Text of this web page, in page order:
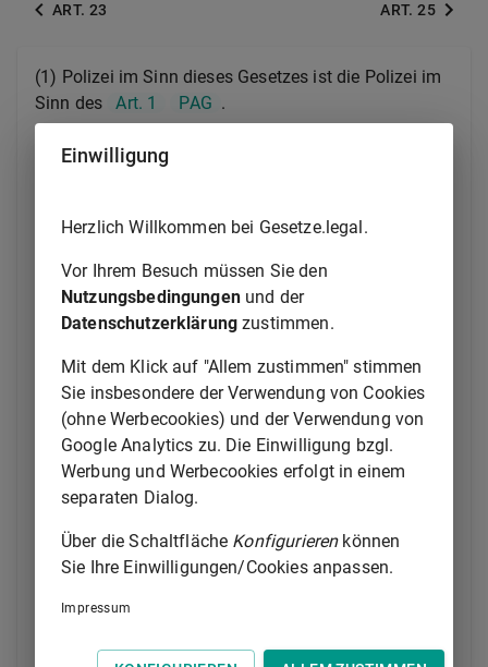
ART. 23 ART. 25
(1) Polizei im Sinn dieses Gesetzes ist die Polizei im
Sinn des
Art. 1 PAG .
1Zuständige Behörden im Sinne dieses Gesetzes
auch die Polizei Maßnahmen treffen.
1Bei Versammlungen unter freiem Himmel, die
über das Gebiet einer Kreisverwaltungsbehörde
hinaus gehen (überörtliche Versammlungen), genügt
der Veranstalter seiner Anzeigepflicht, wenn er die
Versammlung gegenüber einer zuständigen
Kreisverwaltungsbehörde anzeigt. Dies gilt nicht bei
Eilversammlungen nach Art. 13 Abs. 3.3Die
Kreisverwaltungsbehörde unterrichtet unverzüglich
die übrigen betroffenen Kreisverwaltungsbehörden
Regierungsbezirke, unterrichtet sie das
Staatsministerium des Innern, für Sport und
Integration.
Bei überörtlichen Versammlungen kann die
Einwilligung
Herzlich Willkommen bei Gesetze.legal.
Vor Ihrem Besuch müssen Sie den
Nutzungsbedingungenund der
Datenschutzerklärung zustimmen.
Mit dem Klick auf "Allem zustimmen" stimmen
Sie insbesondere der Verwendung von Cookies
(ohne Werbecookies) und der Verwendung von
Google Analytics zu. Die Einwilligung bzgl.
Werbung und Werbecookies erfolgt in einem
separaten Dialog.
Über die Schaltfläche Konfigurierenkönnen
Sie Ihre Einwilligungen/Cookies anpassen.
Impressum